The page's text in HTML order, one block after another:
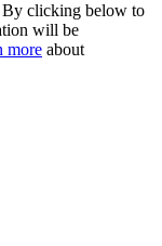
By clicking below to
will be
more about